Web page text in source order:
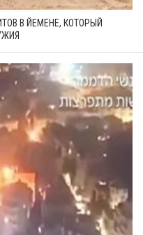
В ЙЕМЕНЕ, КОТОРЫЙ